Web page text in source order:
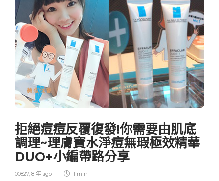
美妝保養
拒絕痘痘反覆復發!你需要由肌底
調理~理膚寶水淨痘無瑕極效精華
DUO+小編帶路分享
00827, 8 年 ago 1 min